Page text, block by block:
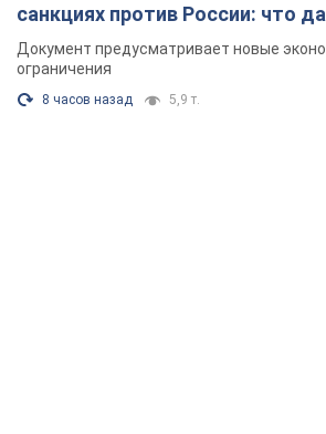
санкциях против России: что
Документ предусматривает новые
ограничения
8 часов назад 5,9 т.